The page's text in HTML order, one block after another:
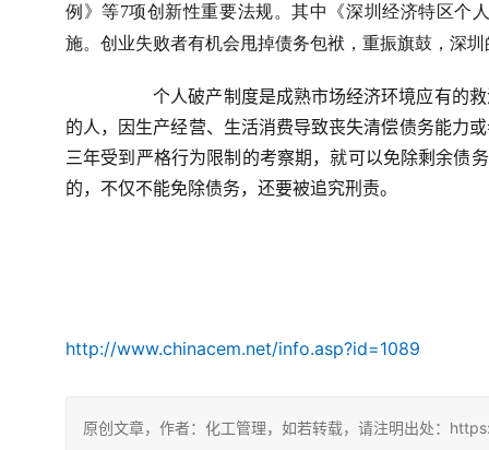
例》等7项创新性重要法规。其中《深圳经济特区个
施。创业失败者有机会甩掉债务包袱，重振旗鼓，深
		个人破产制度是成熟市场经济环境应有的救济退出机制。根据条例，在深居住且参加深圳社保连续满三年
的人，因生产经营、生活消费导致丧失清偿债务能力
三年受到严格行为限制的考察期，就可以免除剩余债
的，不仅不能免除债务，还要被追究刑责。
http://www.chinacem.net/info.asp?id=1089
原创文章，作者：化工管理，如若转载，请注明出处：